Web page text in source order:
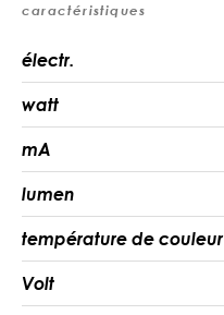
caractéristiques
électr.
watt
mA
lumen
température de couleur
Volt